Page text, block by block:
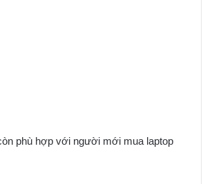
phù hợp với người mới mua laptop